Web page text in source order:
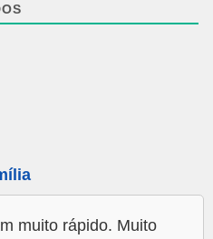
muito rápido. Muito